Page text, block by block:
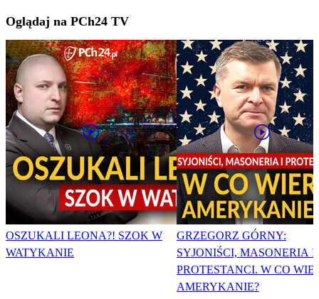
Oglądaj na PCh24 TV
OSZUKALI LEONA?! SZOK W
WATYKANIE
GRZEGORZ GÓRNY:
SYJONIŚCI, MASONERIA I
PROTESTANCI. W CO
AMERYKANIE?